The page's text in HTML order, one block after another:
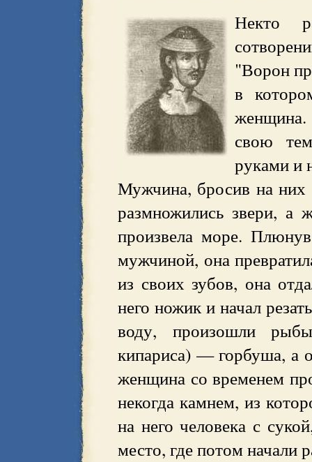
Некто
"Ворон
в
свою
руками и
Мужчина, бросив на них
размножились звери, а
произвела море.
мужчиной, она
из своих зубов, она
него ножик и начал
воду, произошли
кипариса) — горбуша, а
женщина со временем
некогда камнем, из
на него человека с
место, где потом начали